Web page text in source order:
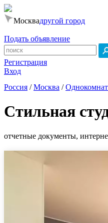
Москвадругой город
Подать объявление
Регистрация
Вход
Россия /Москва /
Стильная
отчетные документы,